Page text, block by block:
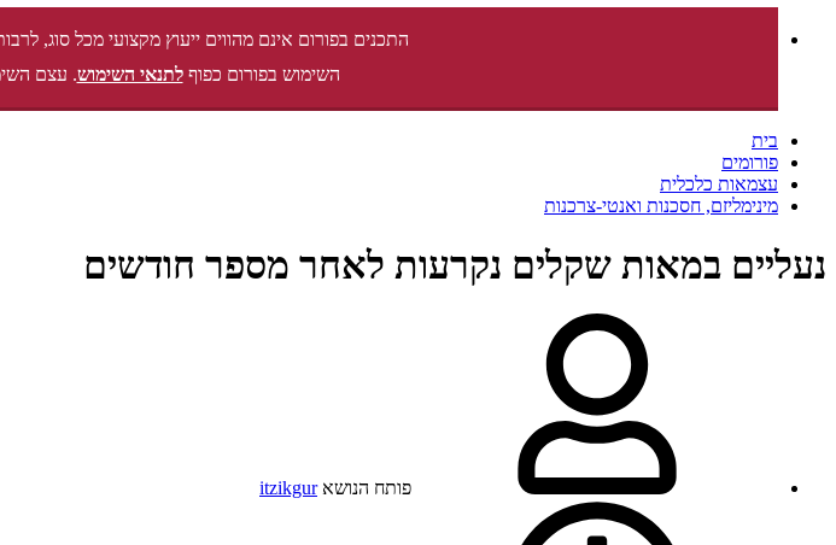
התכנים בפורום אינם מהווים ייעוץ מקצועי מכל סוג,
השימוש בפורום כפוףלתנאי השימוש. עצם
בית
פורומים
עצמאות כלכלית
מינימליזם, חסכנות ואנטי-צרכנות
נעליים במאות שקלים נקרעות לאחר מספר חודשים
פותח הנושא itzikgur